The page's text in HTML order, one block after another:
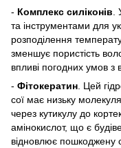
- Комплекс силіконів.
та інструментами для
розподілення
зменшує пористість
впливі погодних умов з
- Фітокератин. Цей
сої має низьку
через кутикулу до
амінокислот, що є
відновлює пошкоджену